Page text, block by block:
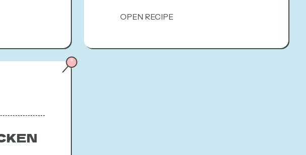
OPEN RECIPE